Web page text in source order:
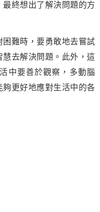
終想出了解決問題的方
難時，要勇敢地去嘗試
去解決問題。此外，這
中要善於觀察，多動腦
更好地應對生活中的各